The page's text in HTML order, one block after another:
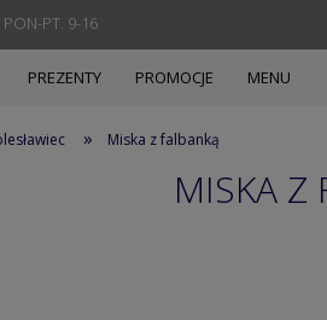
PT. 9-16
PREZENTY PROMOCJE MENU
» Miska z falbanką
MISKA Z